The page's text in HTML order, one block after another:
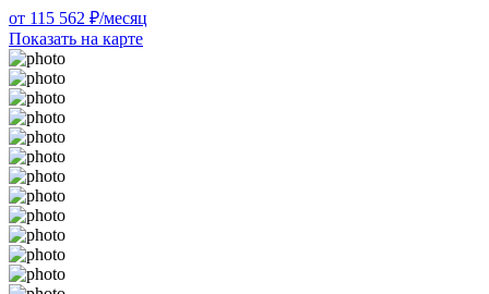
от 115 562 ₽/месяц
Показать на карте